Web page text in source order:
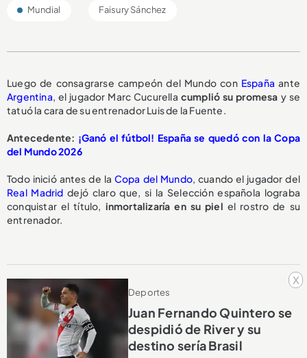
x
Mundial Faisury Sánchez
Luego de consagrarse campeón del Mundo con España ante
Argentina, el jugador Marc Cucurella cumplió su promesa y se
tatuó la cara de su entrenador Luis de la Fuente.
Antecedente: ¡Ganó el fútbol! España se quedó con la Copa
del Mundo 2026
Todo inició antes de la Copa del Mundo, cuando el jugador del
Real Madriddejó claro que, si la Selección española lograba
conquistar el título, inmortalizaría en su piel el rostro de su
entrenador.
Deportes
Juan Fernando Quintero se
despidió de River y su
destino sería Brasil